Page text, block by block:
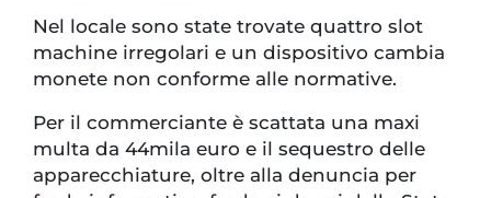
Nel locale sono state trovate quattro slot
machine irregolari e un dispositivo cambia
monete non conforme alle normative.
Per il commerciante è scattata una maxi
multa da 44mila euro e il sequestro delle
apparecchiature, oltre alla denuncia per